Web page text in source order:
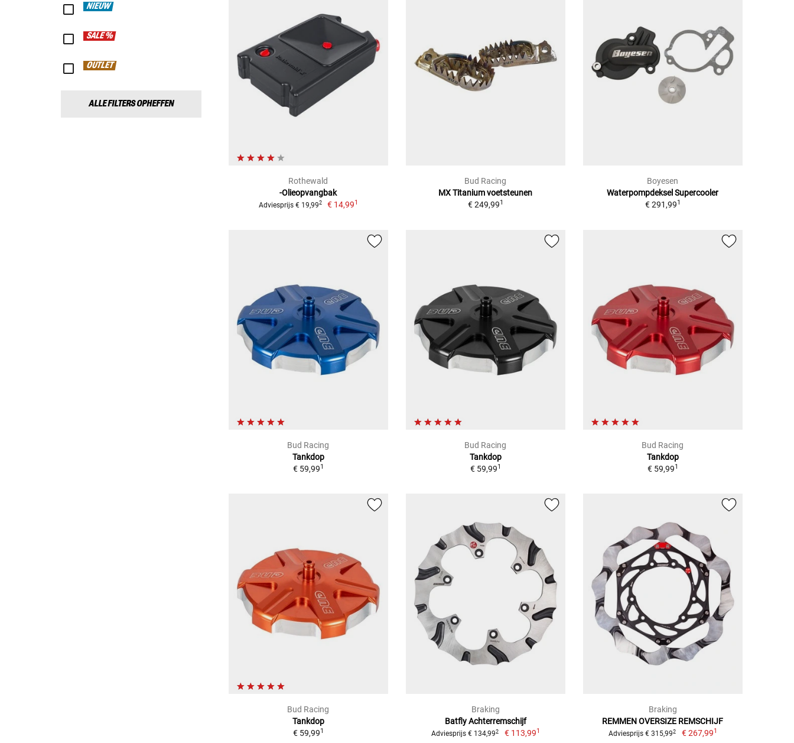
NIEUW
SALE %
OUTLET
ALLE FILTERS OPHEFFEN
Rothewald
-Olieopvangbak
Adviesprijs € 19,992 € 14,991
Bud Racing
MX Titanium voetsteunen
€ 249,991
Boyesen
Waterpompdeksel Supercooler
€ 291,991
Bud Racing
Tankdop
€ 59,991
Bud Racing
Tankdop
€ 59,991
Bud Racing
Tankdop
€ 59,991
Bud Racing
Tankdop
€ 59,991
Braking
Batfly Achterremschijf
Adviesprijs € 134,992 € 113,991
Braking
REMMEN OVERSIZE REMSCHIJF
Adviesprijs € 315,992 € 267,991